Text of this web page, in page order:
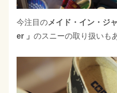
今注目のメイド・イン・ジ
er 」のスニーの取り扱いも